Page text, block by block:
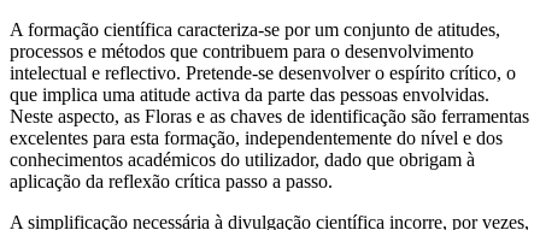
A formação científica caracteriza-se por um conjunto de atitudes,
processos e métodos que contribuem para o desenvolvimento
intelectual e reflectivo. Pretende-se desenvolver o espírito crítico, o
que implica uma atitude activa da parte das pessoas envolvidas.
Neste aspecto, as Floras e as chaves de identificação são ferramentas
excelentes para esta formação, independentemente do nível e dos
conhecimentos académicos do utilizador, dado que obrigam à
aplicação da reflexão crítica passo a passo.
A simplificação necessária à divulgação científica incorre, por vezes,